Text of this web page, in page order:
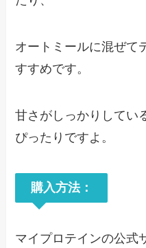
オートミールに混ぜて
すすめです。
甘さがしっかりしてい
ぴったりですよ。
購入方法：
マイプロテインの公式